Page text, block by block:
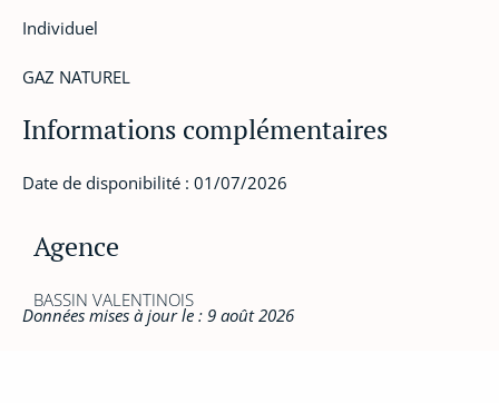
Individuel
GAZ NATUREL
Informations complémentaires
Date de disponibilité : 01/07/2026
Agence
BASSIN VALENTINOIS
Données mises à jour le : 9 août 2026